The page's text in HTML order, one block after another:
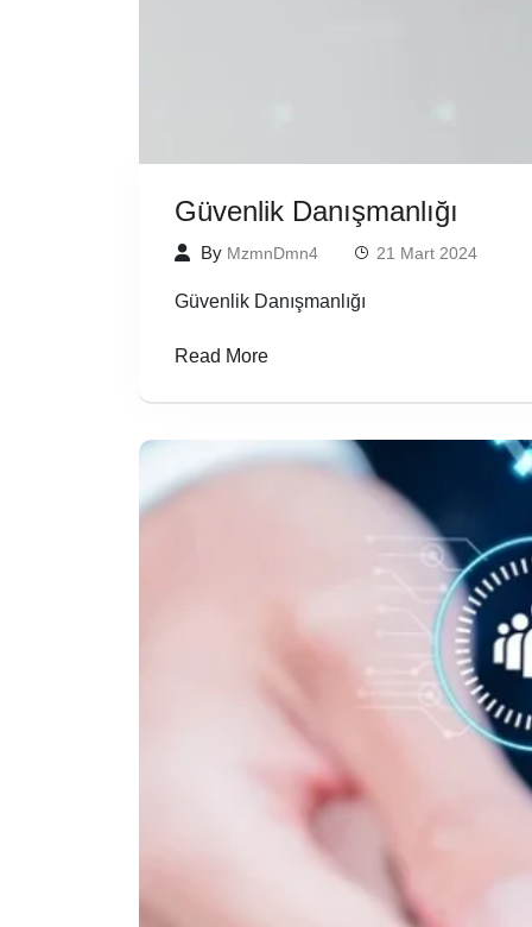
Güvenlik Danışmanlığı
By MzmnDmn4 21 Mart 2024
Güvenlik Danışmanlığı
Read More